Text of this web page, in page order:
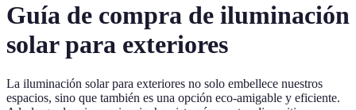
Guía de compra de iluminación
solar para exteriores
La iluminación solar para exteriores no solo embellece nuestros
espacios, sino que también es una opción eco-amigable y eficiente.